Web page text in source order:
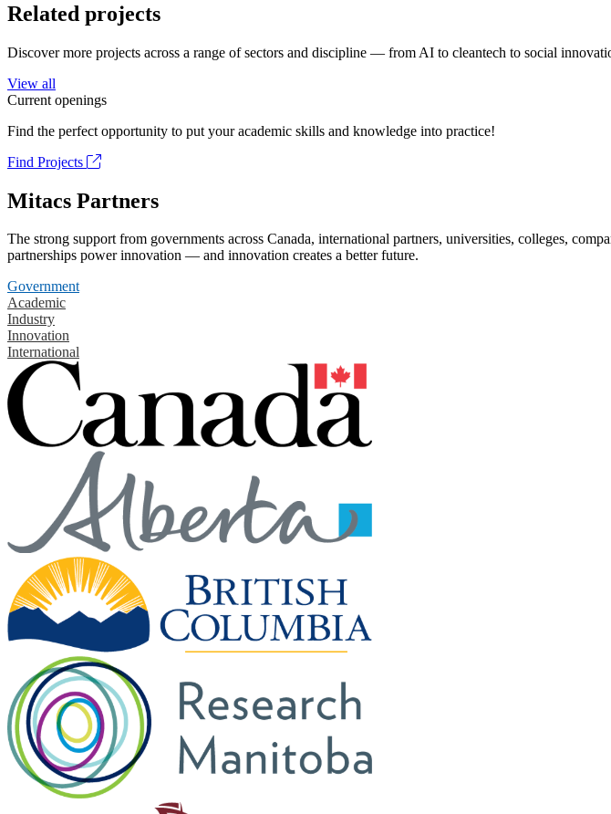
Related projects
Discover more projects across a range of sectors and discipline — from AI to cleantech to social
View all
Current openings
Find the perfect opportunity to put your academic skills and knowledge into practice!
Find Projects
Mitacs Partners
The strong support from governments across Canada, international partners, universities, colleges,
partnerships power innovation — and innovation creates a better future.
Government
Academic
Industry
Innovation
International